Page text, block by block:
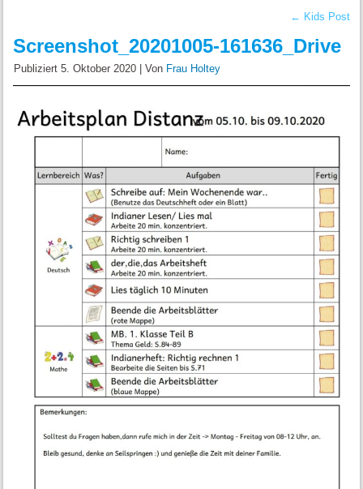
← Kids Post
Screenshot_20201005-161636_Drive
Publiziert 5. Oktober 2020 |Von Frau Holtey